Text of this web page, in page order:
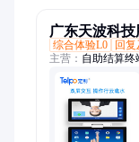
广东天波科技
综合体验L0
回
主营： 自助结算终
机、服务机器人
支付、手持平板
秤、打印多功能